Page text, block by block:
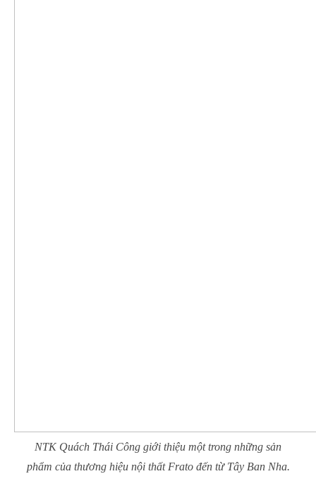
NTK Quách Thái Công giới thiệu một trong những sản
phẩm của thương hiệu nội thất Frato đến từ Tây Ban Nha.